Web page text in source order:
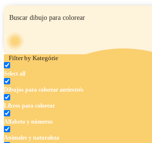
Filter by Kategórie
Select all
Dibujos para colorear antiestrés
Libros para colorear
Alfabeto y números
Animales y naturaleza